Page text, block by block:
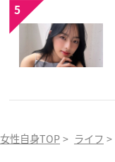
5
女性自身TOP > ライフ >